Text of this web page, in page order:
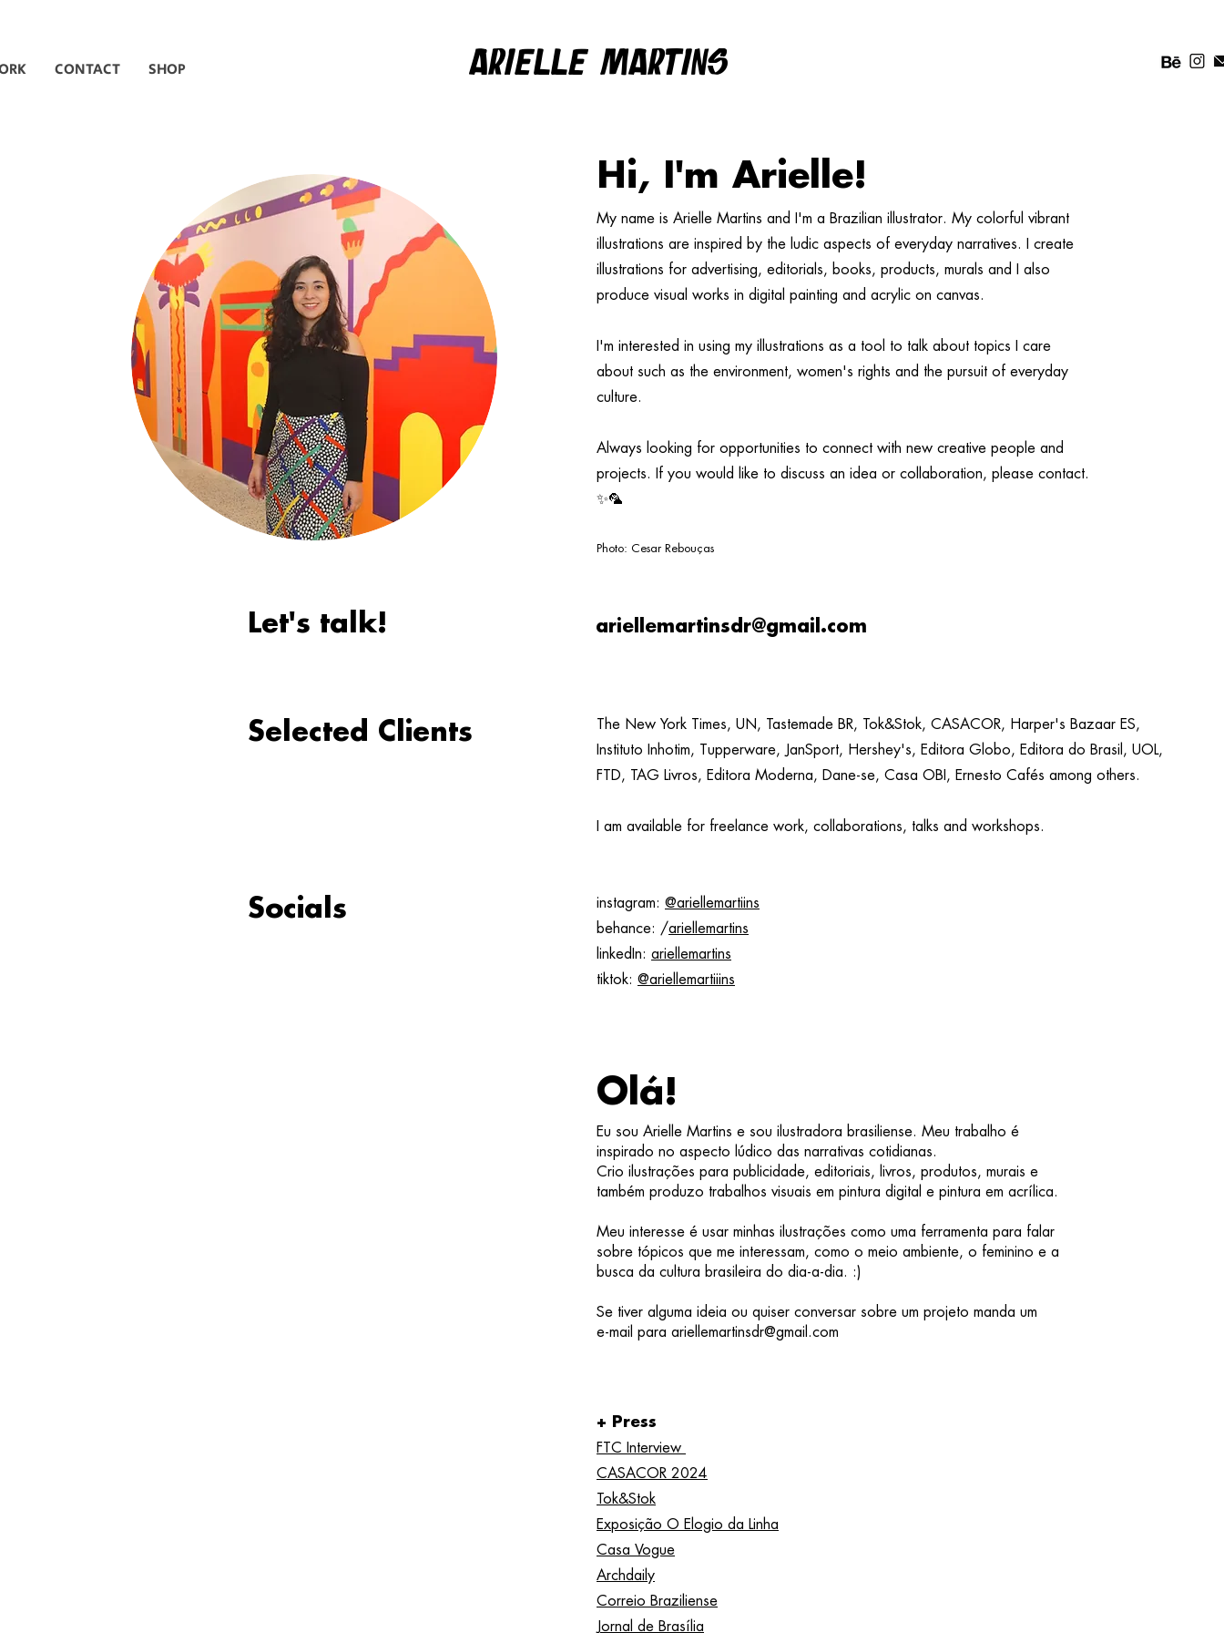
CONTACT SHOP ARIELLE MARTINS
Hi, I'm Arielle!
My name is Arielle Martins and I'm a Brazilian illustrator. My colorful vibrant
illustrations are inspired by the ludic aspects of everyday narratives. I create
illustrations for advertising, editorials, books, products, murals and I also
produce visual works in digital painting and acrylic on canvas.
I'm interested in using my illustrations as a tool to talk about topics I care
about such as the environment, women's rights and the pursuit of everyday
culture.
Always looking for opportunities to connect with new creative people and
projects. If you would like to discuss an idea or collaboration, please contact.
✨🦜
Photo: Cesar Rebouças
Let's talk! ariellemartinsdr@gmail.com
The New York Times, UN, Tastemade BR, Tok&Stok, CASACOR, Harper's Bazaar ES,
Instituto Inhotim, Tupperware, JanSport, Hershey's, Editora Globo, Editora do Brasil, UOL,
FTD, TAG Livros, Editora Moderna, Dane-se, Casa OBI, Ernesto Cafés among others.
I am available for freelance work, collaborations, talks and workshops.
instagram: @ariellemartiins
behance: /ariellemartins
linkedIn: ariellemartins
tiktok: @ariellemartiiins
Socials
Selected Clients
Olá!
Eu sou Arielle Martins e sou ilustradora brasiliense. Meu trabalho é
inspirado no aspecto lúdico das narrativas cotidianas.
Crio ilustrações para publicidade, editoriais, livros, produtos, murais e
também produzo trabalhos visuais em pintura digital e pintura em acrílica.
Meu interesse é usar minhas ilustrações como uma ferramenta para falar
sobre tópicos que me interessam, como o meio ambiente, o feminino e a
busca da cultura brasileira do dia-a-dia. :)
Se tiver alguma ideia ou quiser conversar sobre um projeto manda um
e-mail para ariellemartinsdr@gmail.com
+ Press
FTC Interview
CASACOR 2024
Tok&Stok
Exposição O Elogio da Linha
Casa Vogue
Archdaily
Correio Braziliense
Jornal de Brasília